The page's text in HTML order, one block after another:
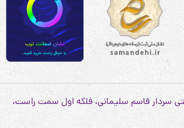
سردار قاسم سلیمانی، فلکه اول سمت راست،